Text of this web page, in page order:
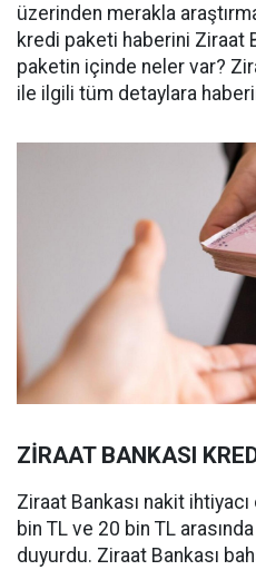
üzerinden merakla
kredi paketi haberini Ziraat
paketin içinde neler var?
ile ilgili tüm detaylara
ZİRAAT BANKASI
Ziraat Bankası nakit
bin TL ve 20 bin TL
duyurdu. Ziraat Bankası